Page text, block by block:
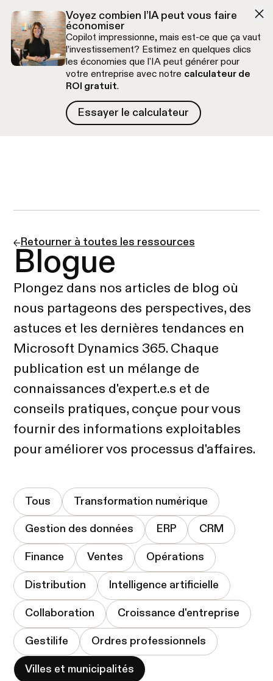
Voyez combien l’IA peut vous faire
économiser
Copilot impressionne, mais est-ce que ça vaut
l’investissement? Estimez en quelques clics
les économies que l'IA peut générer pour
votre entreprise avec notre calculateur de
ROI gratuit.
Essayer le calculateur
Essayer le calculateur
Retourner à toutes les ressources
Blogue
Plongez dans nos articles de blog où
nous partageons des perspectives, des
astuces et les dernières tendances en
Microsoft Dynamics 365. Chaque
publication est un mélange de
connaissances d'expert.e.s et de
conseils pratiques, conçue pour vous
fournir des informations exploitables
pour améliorer vos processus d'affaires.
Tous Transformation numérique
Gestion des données ERP CRM
Finance Ventes Opérations
Distribution Intelligence artificielle
Collaboration Croissance d'entreprise
Gestilife Ordres professionnels
Villes et municipalités